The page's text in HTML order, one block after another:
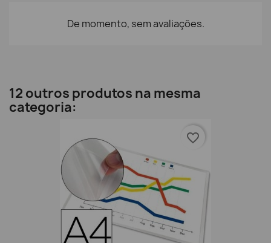
De momento, sem avaliações.
12 outros produtos na mesma
categoria:
favorite_border